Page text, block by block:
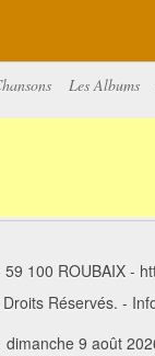
Les Albums
100 ROUBAIX -
Réservés. -
dimanche 9 août